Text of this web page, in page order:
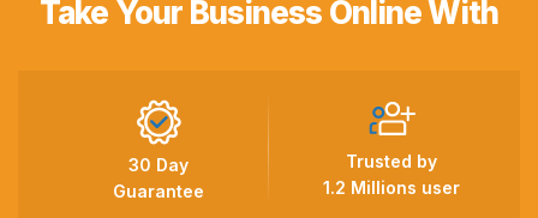
Take Your Business Online With
30 Day
Guarantee
Trusted by
1.2 Millions user